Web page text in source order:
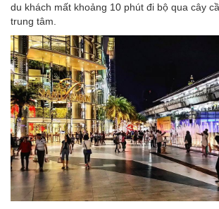
du khách mất khoảng 10 phút đi bộ qua cây
trung tâm.